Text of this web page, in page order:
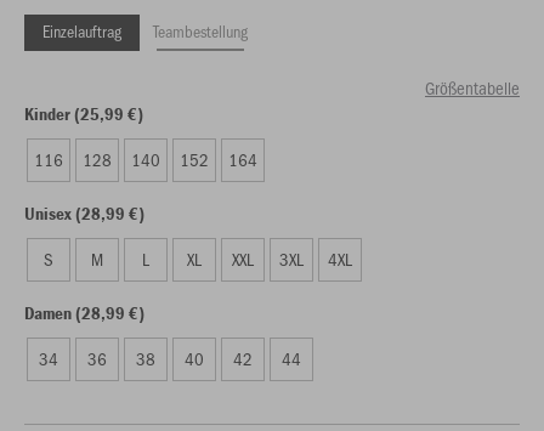
Einzelauftrag Teambestellung
Größentabelle
Kinder (25,99 €)
116 128 140 152 164
Unisex (28,99 €)
S M L XL XXL 3XL 4XL
Damen (28,99 €)
34 36 38 40 42 44